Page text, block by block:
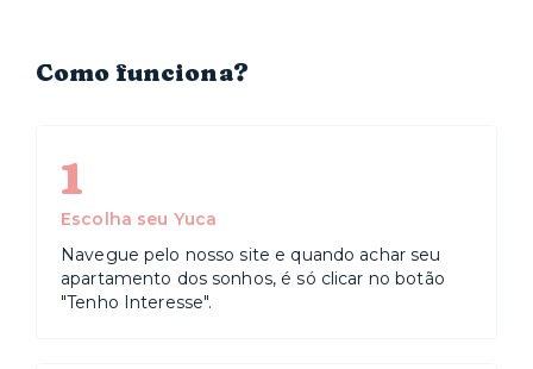
Como funciona?
1
Escolha seu Yuca
Navegue pelo nosso site e quando achar seu
apartamento dos sonhos, é só clicar no botão
"Tenho Interesse".